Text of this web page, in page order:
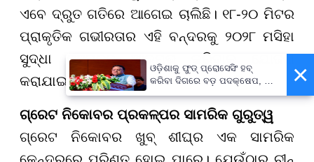
ଏବେ ଦ୍ରୁତ ଗତିରେ ଆଗେଇ ଚାଲିଛି। ୧୮-୨୦ ମିଟର
ପ୍ରାକୃତିକ ଗଭୀରତାର ଏହି ବନ୍ଦରକୁ ୨୦୨୮ ମସିହା
ସୁଦ୍ଧା ସଞ୍ଚାଳନ ଆରମ୍ଭ କରିବାକୁ ଯୋଜନା
କରାଯାଇଛି।
ଗ୍ରେଟ ନିକୋବର ପ୍ରକଳ୍ପର ସାମରିକ ଗୁରୁତ୍ୱ
ଗ୍ରେଟ ନିକୋବର ଖୁବ୍ ଶୀଘ୍ର ଏକ ସାମରିକ
କେନ୍ଦ୍ରରେ ପରିଣତ ହୋଇ ପାରେ। ଯେଉଁଠାରୁ ଚୀନ୍
×
ଓଡ଼ିଶାକୁ ଫୁଡ୍ ପ୍ରୋସେସିଂ ହବ୍
କରିବା ଦିଗରେ ବଡ଼ ପଦକ୍ଷେପ, ୪୨
ହଜାରରୁ ଅଧିକ ନିଯୁକ୍ତି ସୁଯୋଗ